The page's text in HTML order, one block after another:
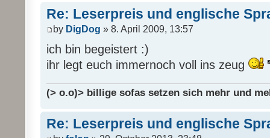
Re: Leserpreis und englische
by DigDog » 8. April 2009, 13:57
ich bin begeistert :)
ihr legt euch immernoch voll ins zeug
(> o.o)> billige sofas setzen sich mehr und
Re: Leserpreis und englische